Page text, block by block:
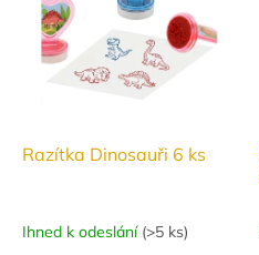
Razítka Dinosauři 6 ks
Ihned k odeslání (>5 ks)